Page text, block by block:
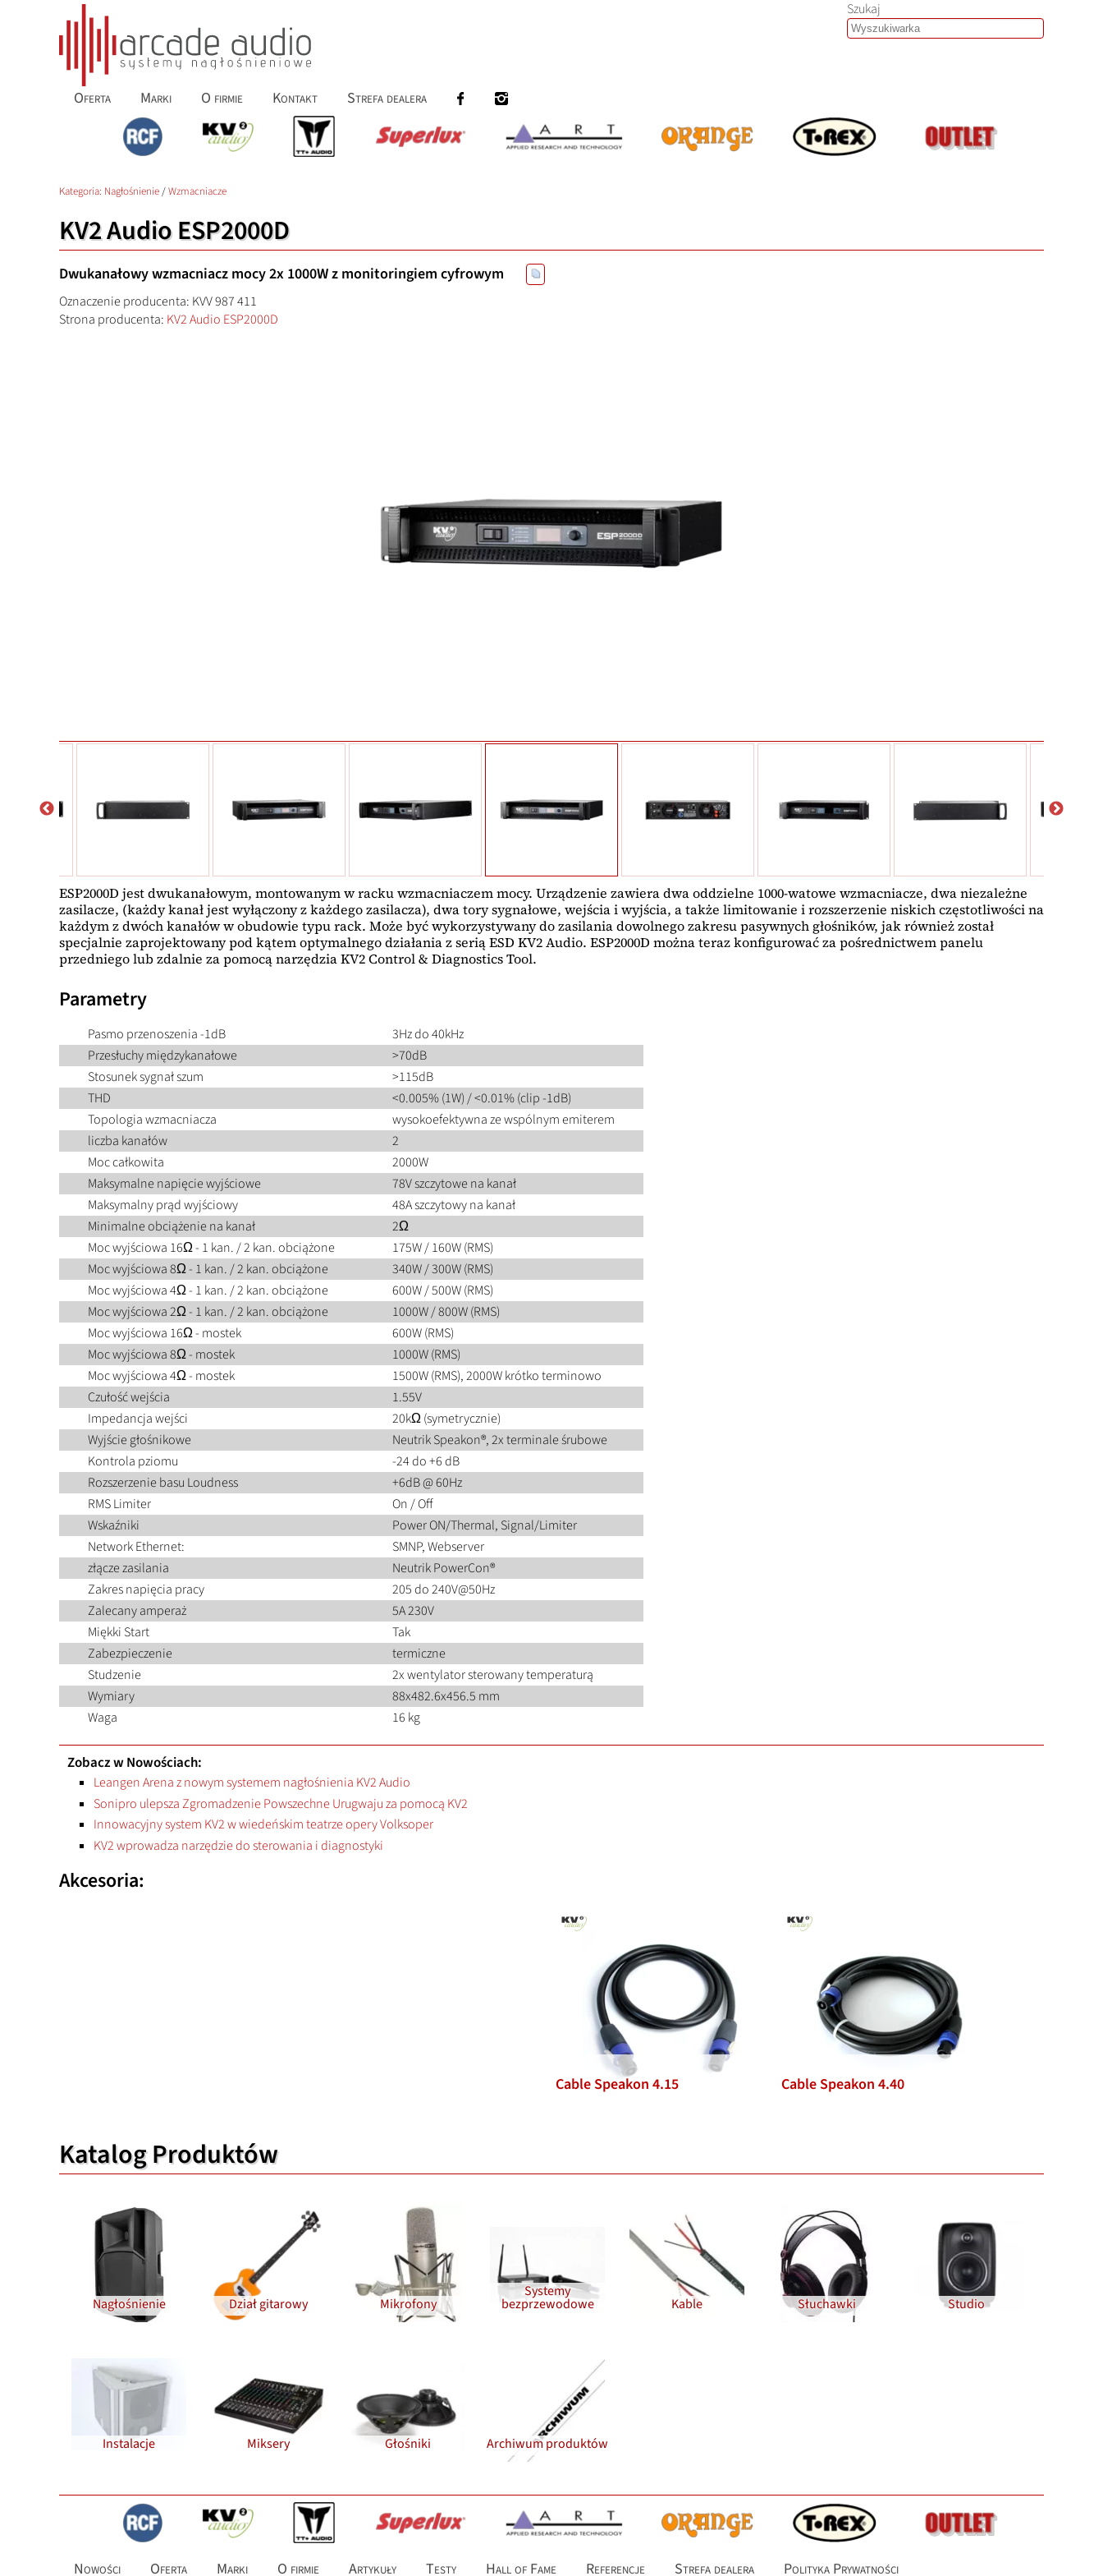
Szukaj
Oferta Marki O firmie Kontakt Strefa dealera
Kategoria: Nagłośnienie/Wzmacniacze
KV2 Audio ESP2000D
Dwukanałowy wzmacniacz mocy 2x 1000W z monitoringiem cyfrowym
Oznaczenie producenta: KVV 987 411
Strona producenta: KV2 Audio ESP2000D
ESP2000D jest dwukanałowym, montowanym w racku wzmacniaczem mocy. Urządzenie zawiera dwa oddzielne 1000-watowe wzmacniacze, dwa niezależne
zasilacze, (każdy kanał jest wyłączony z każdego zasilacza), dwa tory sygnałowe, wejścia i wyjścia, a także limitowanie i rozszerzenie niskich częstotliwości na
każdym z dwóch kanałów w obudowie typu rack. Może być wykorzystywany do zasilania dowolnego zakresu pasywnych głośników, jak również został
specjalnie zaprojektowany pod kątem optymalnego działania z serią ESD KV2 Audio. ESP2000D można teraz konfigurować za pośrednictwem panelu
przedniego lub zdalnie za pomocą narzędzia KV2 Control & Diagnostics Tool.
Parametry
Pasmo przenoszenia -1dB
3Hz do 40kHz
Przesłuchy międzykanałowe
>70dB
Stosunek sygnał szum
>115dB
THD
<0.005% (1W) / <0.01% (clip -1dB)
Topologia wzmacniacza
wysokoefektywna ze wspólnym emiterem
liczba kanałów
2
Moc całkowita
2000W
Maksymalne napięcie wyjściowe
78V szczytowe na kanał
Maksymalny prąd wyjściowy
48A szczytowy na kanał
Minimalne obciążenie na kanał
2Ω
Moc wyjściowa 16Ω - 1 kan. / 2 kan. obciążone
175W / 160W (RMS)
Moc wyjściowa 8Ω - 1 kan. / 2 kan. obciążone
340W / 300W (RMS)
Moc wyjściowa 4Ω - 1 kan. / 2 kan. obciążone
600W / 500W (RMS)
Moc wyjściowa 2Ω - 1 kan. / 2 kan. obciążone
1000W / 800W (RMS)
Moc wyjściowa 16Ω - mostek
600W (RMS)
Moc wyjściowa 8Ω - mostek
1000W (RMS)
Moc wyjściowa 4Ω - mostek
1500W (RMS), 2000W krótko terminowo
Czułość wejścia
1.55V
Impedancja wejści
20kΩ (symetrycznie)
Wyjście głośnikowe
Neutrik Speakon®, 2x terminale śrubowe
Kontrola pziomu
-24 do +6 dB
Rozszerzenie basu Loudness
+6dB @ 60Hz
RMS Limiter
On / Off
Wskaźniki
Power ON/Thermal, Signal/Limiter
Network Ethernet:
SMNP, Webserver
złącze zasilania
Neutrik PowerCon®
Zakres napięcia pracy
205 do 240V@50Hz
Zalecany amperaż
5A 230V
Miękki Start
Tak
Zabezpieczenie
termiczne
Studzenie
2x wentylator sterowany temperaturą
Wymiary
88x482.6x456.5 mm
Waga
16 kg
Zobacz w Nowościach:
Leangen Arena z nowym systemem nagłośnienia KV2 Audio
Sonipro ulepsza Zgromadzenie Powszechne Urugwaju za pomocą KV2
Innowacyjny system KV2 w wiedeńskim teatrze opery Volksoper
KV2 wprowadza narzędzie do sterowania i diagnostyki
Akcesoria:
Cable Speakon 4.15 Cable Speakon 4.40
Katalog Produktów
Nagłośnienie Dział gitarowy Mikrofony
Systemy
bezprzewodowe Kable Słuchawki Studio
Instalacje Miksery Głośniki Archiwum produktów
Nowości Oferta Marki O firmie Artykuły Testy Hall of Fame Referencje Strefa dealera Polityka Prywatności